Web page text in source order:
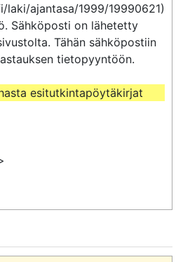
ajantasa/1999/19990621)
Sähköposti on lähetetty
Tähän sähköpostiin
tietopyyntöön.
esitutkintapöytäkirjat